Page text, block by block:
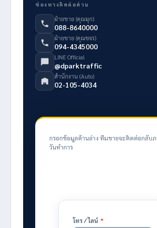
ช่องทางติดต่อด่วน
ฝ่ายขาย (คุณมุก)
088-8640000
ฝ่ายขาย (คุณขจร)
094-4345000
LINE Official
@dparktraffic
สำนักงาน (Auto)
02-105-4034
กรอกข้อมูลด้านล่าง ทีมขายจะติดต่อกลับภ
วันทำการ
โทร / ไลน์ *